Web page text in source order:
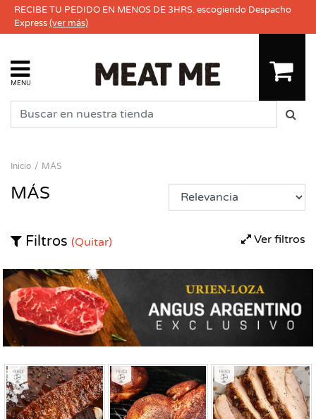
RECIBE TU PEDIDO EN MENOS DE 3HRS. escogiendo Despacho
Express(ver más)
MENU
Inicio MÁS
MÁS
Ver filtros
Filtros (Quitar)
Fresco Fresco Fresco